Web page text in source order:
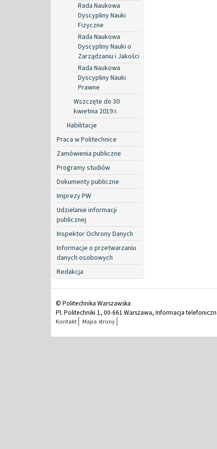
Rada Naukowa
Dyscypliny Nauki
Fizyczne
Rada Naukowa
Dyscypliny Nauki o
Zarządzaniu i Jakości
Rada Naukowa
Dyscypliny Nauki
Prawne
Wszczęte do 30
kwietnia 2019 r.
Habilitacje
Praca w Politechnice
Zamówienia publiczne
Programy studiów
Dokumenty publiczne
Imprezy PW
Udzielanie informacji
publicznej
Inspektor Ochrony Danych
Informacje o przetwarzaniu
danych osobowych
Redakcja
© Politechnika Warszawska
Pl. Politechniki 1, 00-661 Warszawa, Informacja
Kontakt Mapa strony